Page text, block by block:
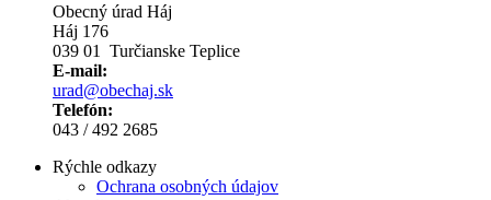
Obecný úrad Háj
Háj 176
039 01 Turčianske Teplice
E-mail:
urad@obechaj.sk
Telefón:
043 / 492 2685
Rýchle odkazy
Ochrana osobných údajov